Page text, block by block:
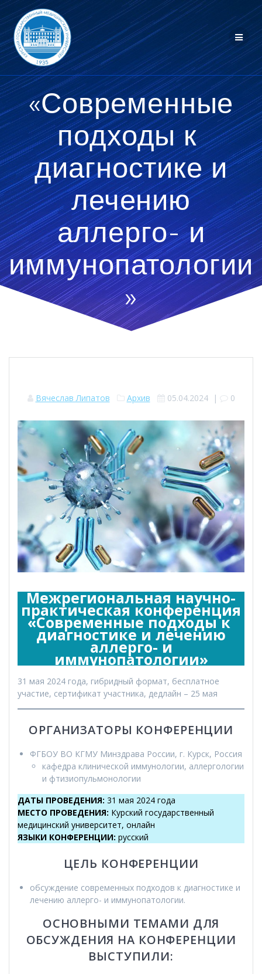
Перейти
к
контенту
«Современные
подходы к
диагностике и
лечению
аллерго- и
иммунопатологии
»
Вячеслав Липатов Архив 05.04.2024| 0
Межрегиональная научно-
практическая конференция
«Современные подходы к
диагностике и лечению
аллерго- и
иммунопатологии»
31 мая 2024 года, гибридный формат, бесплатное
участие, сертификат участника, дедлайн – 25 мая
ОРГАНИЗАТОРЫ КОНФЕРЕНЦИИ
ФГБОУ ВО КГМУ Минздрава России, г. Курск, Россия
кафедра клинической иммунологии, аллергологии
и фтизиопульмонологии
ДАТЫ ПРОВЕДЕНИЯ: 31 мая 2024 года
МЕСТО ПРОВЕДЕНИЯ: Курский государственный
медицинский университет, онлайн
ЯЗЫКИ КОНФЕРЕНЦИИ: русский
ЦЕЛЬ КОНФЕРЕНЦИИ
обсуждение современных подходов к диагностике и
лечению аллерго- и иммунопатологии.
ОСНОВНЫМИ ТЕМАМИ ДЛЯ
ОБСУЖДЕНИЯ НА КОНФЕРЕНЦИИ
ВЫСТУПИЛИ: